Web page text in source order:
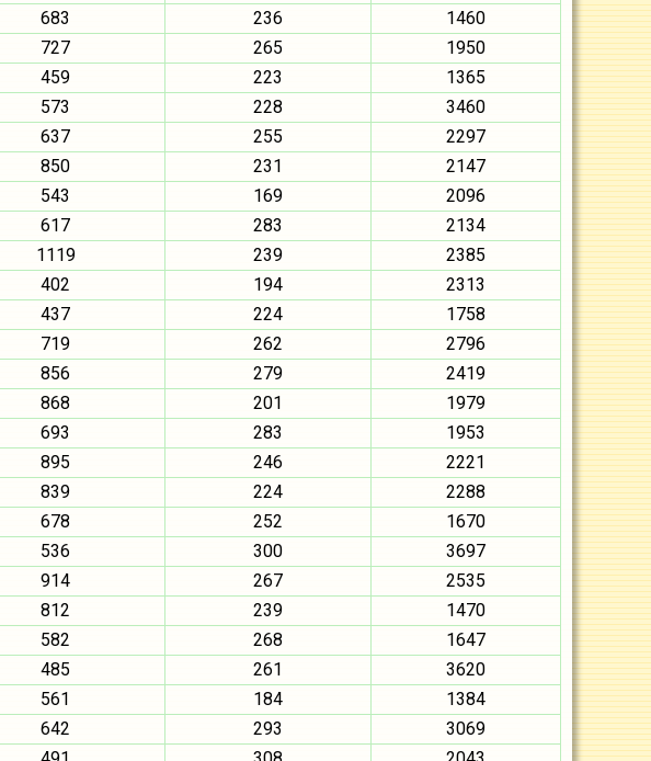
683 236
1460
727 265
1950
459 223
1365
573 228
3460
637 255
2297
850 231
2147
543 169
2096
617 283
2134
1119 239
2385
402 194
2313
437 224
1758
719 262
2796
856 279
2419
868 201
1979
693 283
1953
895 246
2221
839 224
2288
678 252
1670
536 300
3697
914 267
2535
812 239
1470
582 268
1647
485 261
3620
561 184
1384
642 293
3069